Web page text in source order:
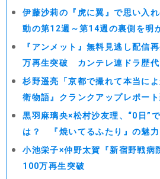
伊藤沙莉の『虎に翼』で思い入
動の第12週～第14週の裏側を明
『アンメット』無料見逃し配信
万再生突破 カンテレ連ドラ歴代
杉野遥亮「京都で撮れて本当に
衛物語』クランクアップレポー
黒羽麻璃央×松村沙友理、“0日”
は？ 『焼いてるふたり』の魅力
小池栄子×仲野太賀『新宿野戦
100万再生突破